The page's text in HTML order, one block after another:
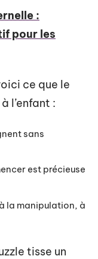
:
pour les
ce que le
l’enfant :
sans
est précieuse
la manipulation, à
tisse un